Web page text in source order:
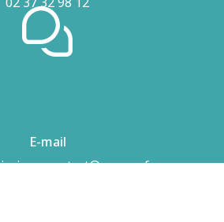
E-mail
contact@orange.fr